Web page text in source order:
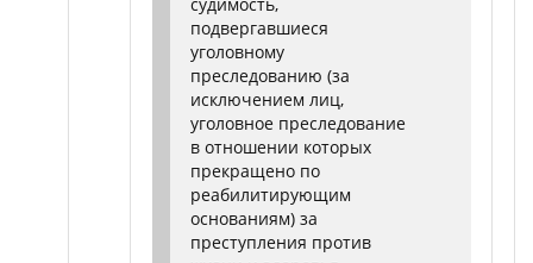
подвергавшиеся
уголовному
преследованию (за
исключением лиц,
уголовное преследование
в отношении которых
прекращено по
реабилитирующим
основаниям) за
преступления против